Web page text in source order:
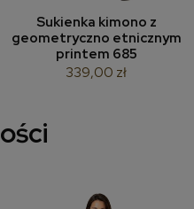
Sukienka kimono z
geometryczno etnicznym
printem 685
339,00 zł